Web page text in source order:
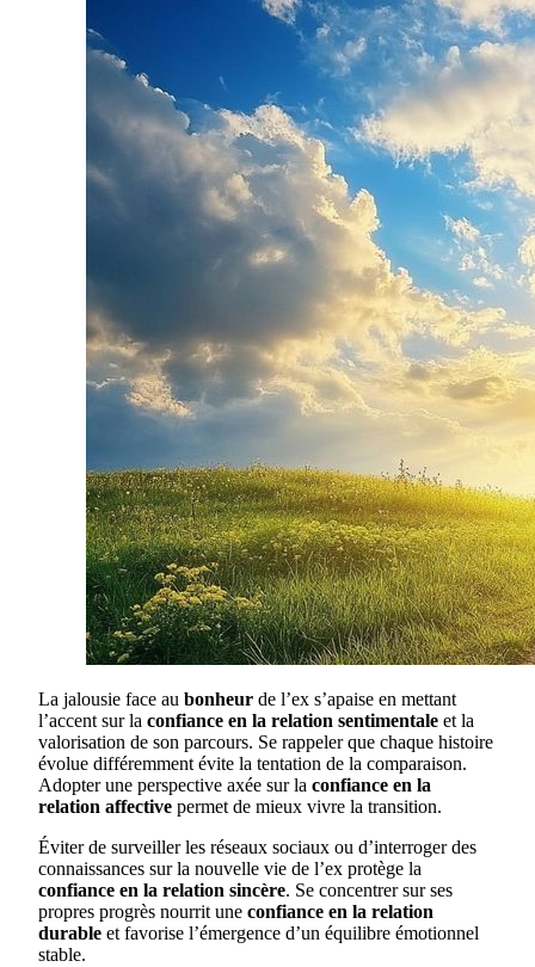
La jalousie face au bonheur de l’ex s’apaise en mettant
l’accent sur la confiance en la relation sentimentale et la
valorisation de son parcours. Se rappeler que chaque histoire
évolue différemment évite la tentation de la comparaison.
Adopter une perspective axée sur la confiance en la
relation affective permet de mieux vivre la transition.
Éviter de surveiller les réseaux sociaux ou d’interroger des
connaissances sur la nouvelle vie de l’ex protège la
confiance en la relation sincère. Se concentrer sur ses
propres progrès nourrit une confiance en la relation
durable et favorise l’émergence d’un équilibre émotionnel
stable.